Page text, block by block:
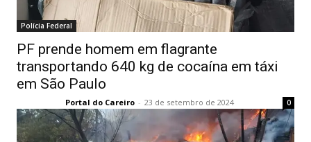
Polícia Federal
PF prende homem em flagrante
transportando 640 kg de cocaína em táxi
em São Paulo
Portal do Careiro - 23 de setembro de 2024 0